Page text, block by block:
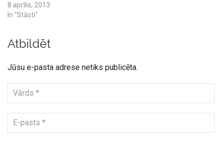
8 aprīlis, 2013
In "Stāsti"
Atbildēt
Jūsu e-pasta adrese netiks publicēta.